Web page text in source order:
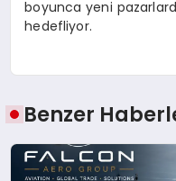
boyunca yeni
hedefliyor.
Benzer